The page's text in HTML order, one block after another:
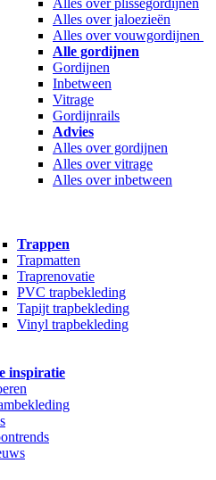
Alles over plisségordijnen
Alles over jaloezieën
Alles over vouwgordijnen
Alle gordijnen
Gordijnen
Inbetween
Vitrage
Gordijnrails
Advies
Alles over gordijnen
Alles over vitrage
Alles over inbetween
Trappen
Trapmatten
Traprenovatie
PVC trapbekleding
Tapijt trapbekleding
Vinyl trapbekleding
inspiratie